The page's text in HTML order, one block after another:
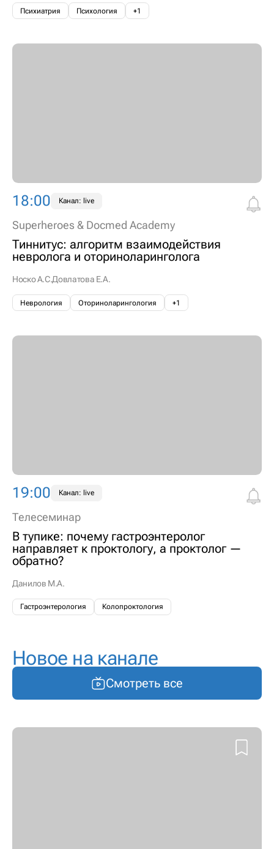
Психиатрия Психология +1
18:00 Канал: live
Superheroes & Docmed Academy
Тиннитус: алгоритм взаимодействия
невролога и оториноларинголога
Носко А.С.Довлатова Е.А.
Неврология Оториноларингология +1
19:00 Канал: live
Телесеминар
В тупике: почему гастроэнтеролог
направляет к проктологу, а проктолог —
обратно?
Данилов М.А.
Гастроэнтерология Колопроктология
Новое на канале
Смотреть все